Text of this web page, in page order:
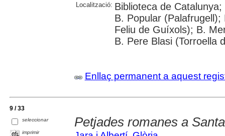
Localització: Biblioteca de
B. Popular
Feliu de Guíxols); B.
B. Pere Blasi (Torroella
Enllaç permanent a aquest
9 / 33
seleccionar
imprimir
Petjades romanes a